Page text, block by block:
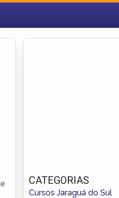
CATEGORIAS
Cursos Jaraguá do Sul